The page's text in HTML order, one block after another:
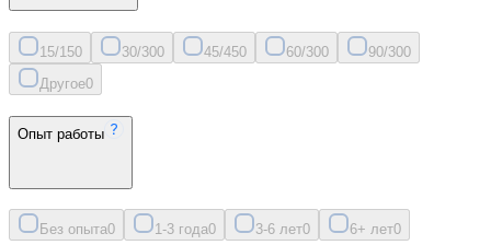
15/150 30/300 45/450 60/300 90/300
Другое0
Опыт работы
Без опыта0 1-3 года0 3-6 лет0 6+ лет0